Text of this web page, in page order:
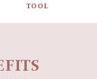
TOOL